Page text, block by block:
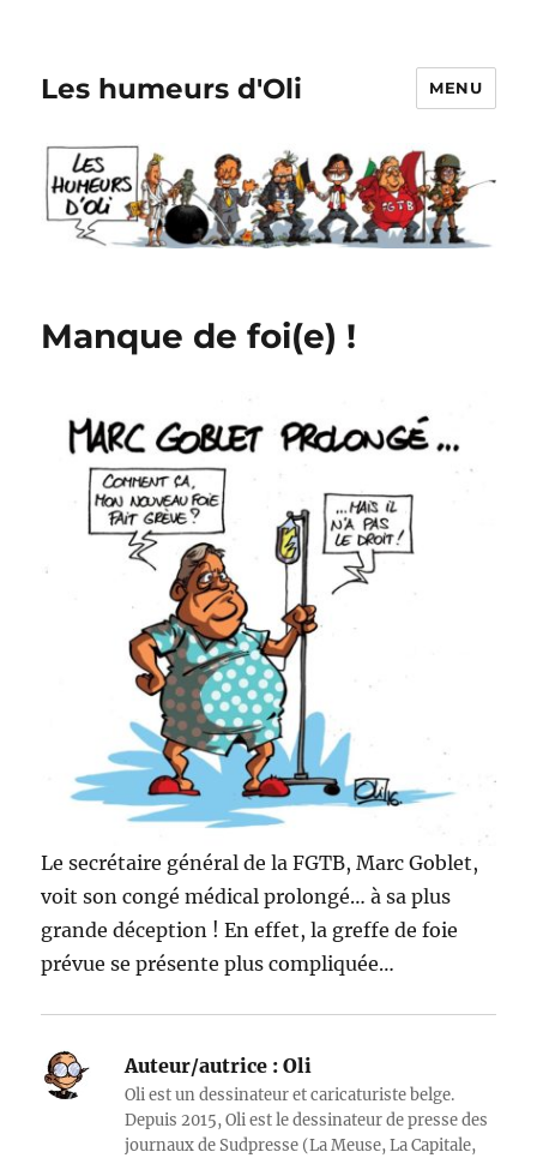
Les humeurs d'Oli MENU
Manque de foi(e) !
Le secrétaire général de la FGTB, Marc Goblet,
voit son congé médical prolongé… à sa plus
grande déception ! En effet, la greffe de foie
prévue se présente plus compliquée…
Auteur/autrice : Oli
Oli est un dessinateur et caricaturiste belge.
Depuis 2015, Oli est le dessinateur de presse des
journaux de Sudpresse (La Meuse, La Capitale,